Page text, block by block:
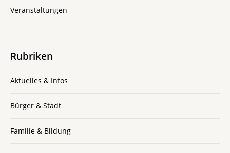
Veranstaltungen
Rubriken
Aktuelles & Infos
Bürger & Stadt
Familie & Bildung